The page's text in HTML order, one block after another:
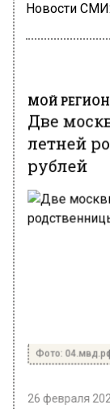
Новости
МОЙ РЕГИОН
Две
летней
рублей
Фото:
26 февраля